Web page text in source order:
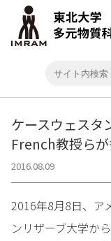
ケースウェスタ
French教授ら
2016.08.09
2016年8月8日、ア
ンリザーブ大学か